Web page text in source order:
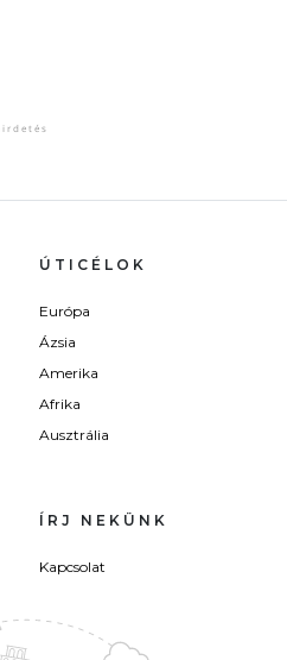
ÚTICÉLOK
Európa
Ázsia
Amerika
Afrika
Ausztrália
ÍRJ NEKÜNK
Kapcsolat